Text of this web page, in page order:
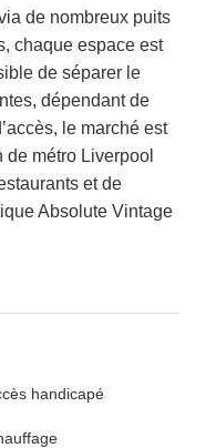
de nombreux puits
chaque espace est
de séparer le
dépendant de
le marché est
métro Liverpool
et de
Absolute Vintage
handicapé